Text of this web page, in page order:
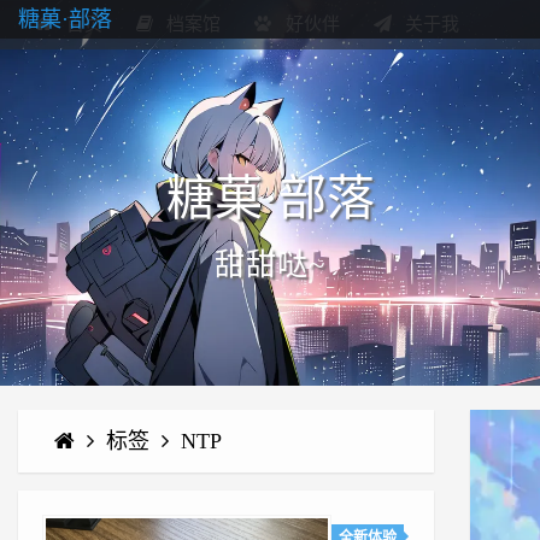
首页
糖菓·部落
糖菓·部落
甜甜哒~
标签 NTP